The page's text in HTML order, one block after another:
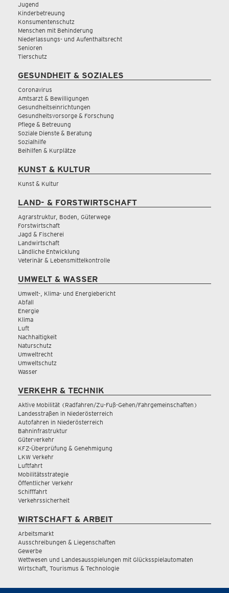
Jugend
Kinderbetreuung
Konsumentenschutz
Menschen mit Behinderung
Niederlassungs- und Aufenthaltsrecht
Senioren
Tierschutz
GESUNDHEIT & SOZIALES
Coronavirus
Amtsarzt & Bewilligungen
Gesundheitseinrichtungen
Gesundheitsvorsorge & Forschung
Pflege & Betreuung
Soziale Dienste & Beratung
Sozialhilfe
Beihilfen & Kurplätze
KUNST & KULTUR
Kunst & Kultur
LAND- & FORSTWIRTSCHAFT
Agrarstruktur, Boden, Güterwege
Forstwirtschaft
Jagd & Fischerei
Landwirtschaft
Ländliche Entwicklung
Veterinär & Lebensmittelkontrolle
UMWELT & WASSER
Umwelt-, Klima- und Energiebericht
Abfall
Energie
Klima
Luft
Nachhaltigkeit
Naturschutz
Umweltrecht
Umweltschutz
Wasser
VERKEHR & TECHNIK
Aktive Mobilität (Radfahren/Zu-Fuß-Gehen/Fahrgemeinschaften)
Landesstraßen in Niederösterreich
Autofahren in Niederösterreich
Bahninfrastruktur
Güterverkehr
KFZ-Überprüfung & Genehmigung
LKW Verkehr
Luftfahrt
Mobilitätsstrategie
Öffentlicher Verkehr
Schifffahrt
Verkehrssicherheit
WIRTSCHAFT & ARBEIT
Arbeitsmarkt
Ausschreibungen & Liegenschaften
Gewerbe
Wettwesen und Landesausspielungen mit Glücksspielautomaten
Wirtschaft, Tourismus & Technologie